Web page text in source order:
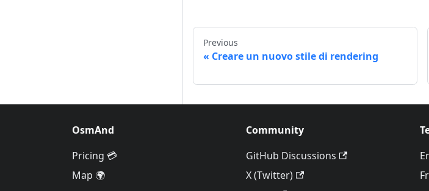
Previous
Creare un nuovo stile di rendering
OsmAnd
Pricing 💳
Map 🌍
Community
GitHub Discussions
X (Twitter)